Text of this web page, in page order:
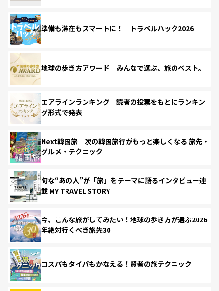
準備も滞在もスマートに！ トラベルハック2026
地球の歩き方アワード みんなで選ぶ、旅のベスト。
エアラインランキング 読者の投票をもとにランキン
グ形式で発表
Next韓国旅 次の韓国旅行がもっと楽しくなる 旅先・
グルメ・テクニック
旬な“あの人”が「旅」をテーマに語るインタビュー連
載 MY TRAVEL STORY
今、こんな旅がしてみたい！地球の歩き方が選ぶ2026
年絶対行くべき旅先30
コスパもタイパもかなえる！賢者の旅テクニック